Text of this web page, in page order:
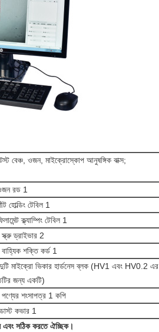
বেঞ্চ, ওজন, মাইক্রোস্কোপ আনুষঙ্গিক বাক্স;
রড 1
হোল্ডিং টেবিল 1
ক্ল্যাম্পিং টেবিল 1
ড্রাইভার 2
শক্তি কর্ড 1
মাইক্রো ভিকার হার্ডনেস ব্লক (HV1 এবং HV0.2 এর
জন্য একটি)
শংসাপত্র 1 কপি
কভার 1
এবং সঠিক করতে ঐচ্ছিক।